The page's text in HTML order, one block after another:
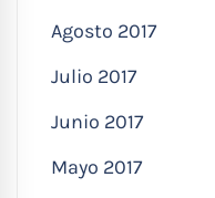
Agosto 2017
Julio 2017
Junio 2017
Mayo 2017